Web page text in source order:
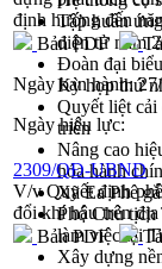
Tập huấn
điện tử năm
Đoàn đại
Kỳ họp thứ
Quyết liệt cải
triển
Nâng cao
hóa hành
Xã Ea Phê
Phó Chủ
làm việc tại
Xây dựng
định hướng đến
Bản PDF
Ngày ban hành:
Ngày hiệu lực:
2309/QĐ-UBND
V/v Quyết định
đổi khí hậu trên
Bản PDF